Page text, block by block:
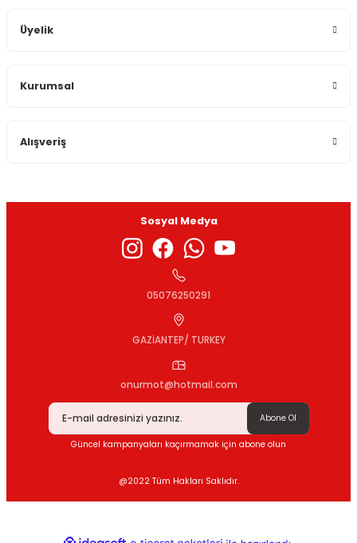
Ürün bilgilerinde hatalar bulunuyor.
Gönder
Üyelik
Kurumsal
Alışveriş
Sosyal Medya
05076250291
GAZİANTEP/ TURKEY
onurmot@hotmail.com
Abone Ol
Güncel kampanyaları kaçırmamak için abone olun
@2022 Tüm Hakları Saklıdır.